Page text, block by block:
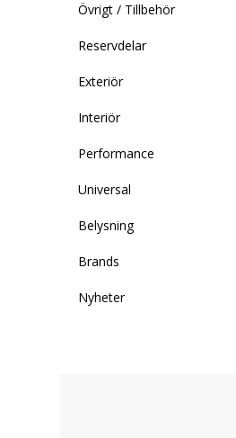
Övrigt / Tillbehör
Reservdelar
Exteriör
Interiör
Performance
Universal
Belysning
Brands
Nyheter